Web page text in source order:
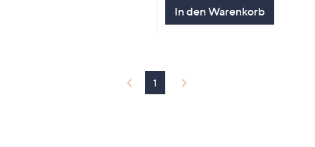
In den Warenkorb
1